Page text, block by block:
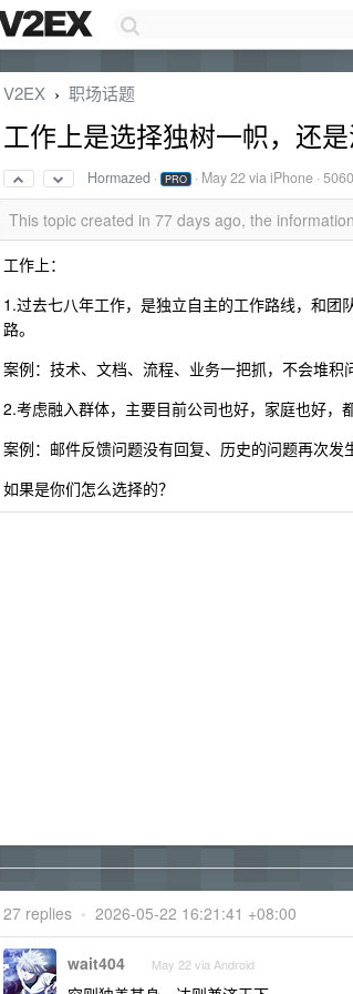
V2EX › 职场话题
工作上是选择独树一帜，还是
Hormazed · PRO · May 22via iPhone ·
This topic created in 77 days ago, the
工作上：
1.过去七八年工作，是独立自主的工作路线，和
路。
案例：技术、文档、流程、业务一把抓，不会堆积
2.考虑融入群体，主要目前公司也好，家庭也好，
案例：邮件反馈问题没有回复、历史的问题再次发
如果是你们怎么选择的？
27 replies • 2026-05-22 16:21:41 +08:00
wait404 May 22 via Android